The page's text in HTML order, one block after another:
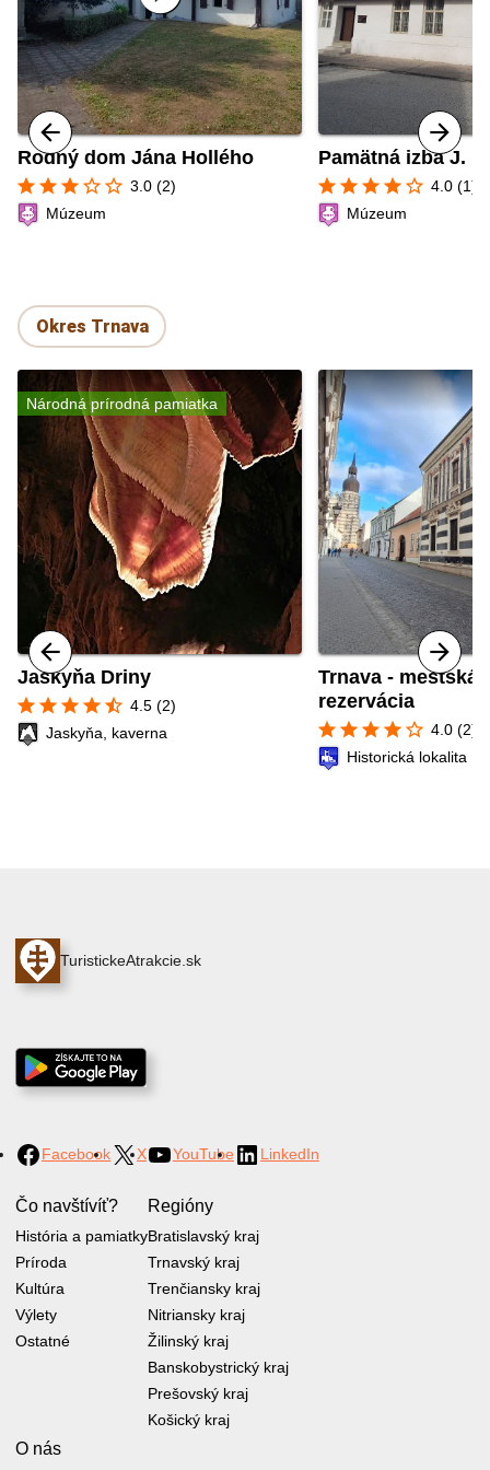
Rodný dom Jána Hollého
star star star star_border star_border 3.0 (2)
Múzeum
Pamätná izba J.
star star star star star_border 4.0 (1)
Múzeum
Okres Trnava
Národná prírodná pamiatka
Jaskyňa Driny
star star star star star_half 4.5 (2)
Jaskyňa, kaverna
Trnava - mestská
rezervácia
star star star star star_border 4.0 (2)
Historická lokalita
TuristickeAtrakcie.sk
Facebook X YouTube LinkedIn
Čo navštívíť?
História a pamiatky
Príroda
Kultúra
Výlety
Ostatné
Regióny
Bratislavský kraj
Trnavský kraj
Trenčiansky kraj
Nitriansky kraj
Žilinský kraj
Banskobystrický kraj
Prešovský kraj
Košický kraj
O nás